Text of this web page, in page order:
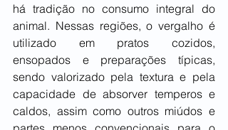
há tradição no consumo integral do
animal. Nessas regiões, o vergalho é
utilizado em pratos cozidos,
ensopados e preparações típicas,
sendo valorizado pela textura e pela
capacidade de absorver temperos e
caldos, assim como outros miúdos e